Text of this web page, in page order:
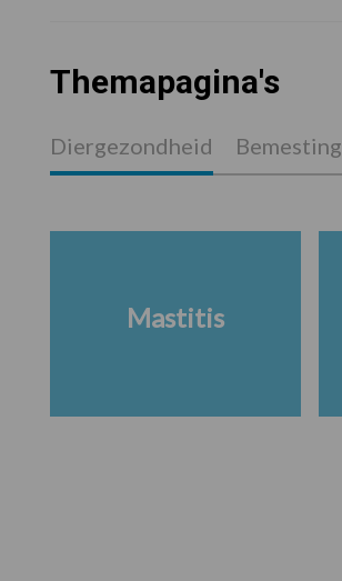
Themapagina's
Diergezondheid Bemesting
Mastitis